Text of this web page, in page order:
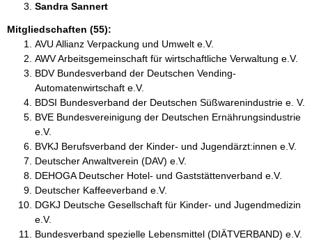
Sandra Sannert
Mitgliedschaften (55):
AVU Allianz Verpackung und Umwelt e.V.
AWV Arbeitsgemeinschaft für wirtschaftliche Verwaltung e.V.
BDV Bundesverband der Deutschen Vending-
Automatenwirtschaft e.V.
BDSI Bundesverband der Deutschen Süßwarenindustrie e. V.
BVE Bundesvereinigung der Deutschen Ernährungsindustrie
e.V.
BVKJ Berufsverband der Kinder- und Jugendärzt:innen e.V.
Deutscher Anwaltverein (DAV) e.V.
DEHOGA Deutscher Hotel- und Gaststättenverband e.V.
Deutscher Kaffeeverband e.V.
DGKJ Deutsche Gesellschaft für Kinder- und Jugendmedizin
e.V.
Bundesverband spezielle Lebensmittel (DIÄTVERBAND) e.V.